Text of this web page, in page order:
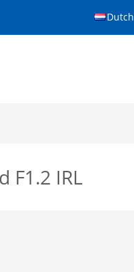
Dutch
F1.2 IRL